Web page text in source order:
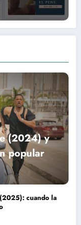
(2024) y
popular
cuando la